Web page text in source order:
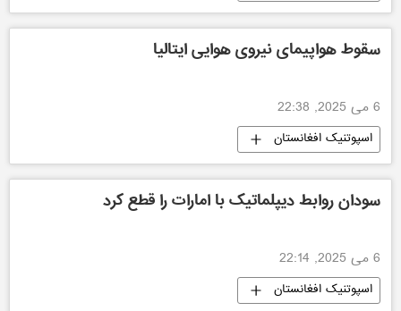
سقوط هواپیمای نیروی هوایی ایتالیا
6 می 2025, 22:38
اسپوتنیک افغانستان
سودان روابط دیپلماتیک با امارات را قطع کرد
6 می 2025, 22:14
اسپوتنیک افغانستان